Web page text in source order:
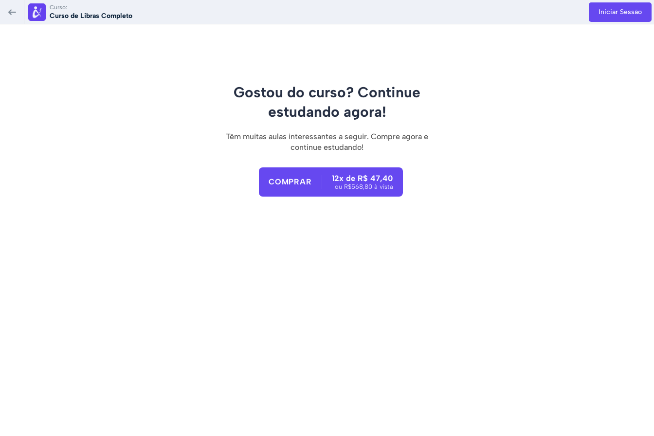
Curso:
Curso de Libras Completo Iniciar Sessão
Gostou do curso? Continue
estudando agora!
Têm muitas aulas interessantes a seguir. Compre agora e
continue estudando!
COMPRAR 12x de R$ 47,40
ou R$568,80 à vista